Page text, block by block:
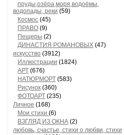
пруды,озёра,моря,водоёмы,
водопады, реки (59)
Космос (45)
ПРАВО (9)
Пещеры (2)
ДИНАСТИЯ РОМАНОВЫХ (47)
искусство (3912)
Иллюстрации (1824)
АРТ (676)
НАТЮРМОРТ (583)
Рисунок (360)
ФОТОАРТ (235)
Личное (168)
Мои стихи (6)
ВЗГЛЯД ИЗ ОКНА (2)
любовь, счастье, стихи о любви, стихи